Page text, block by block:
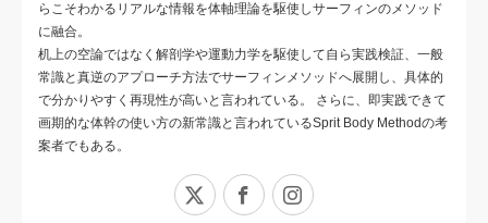
らこそわかるリアルな情報を体軸理論を駆使しサーフィンのメソッド
に融合。
机上の空論ではなく解剖学や運動力学を駆使して自ら実践検証、一般
常識と真逆のアプローチ方法でサーフィンメソッドへ展開し、具体的
で分かりやすく再現性が高いと言われている。 さらに、即実践できて
画期的な体幹の使い方の新常識と言われているSprit Body Methodの考
案者でもある。
Facebook